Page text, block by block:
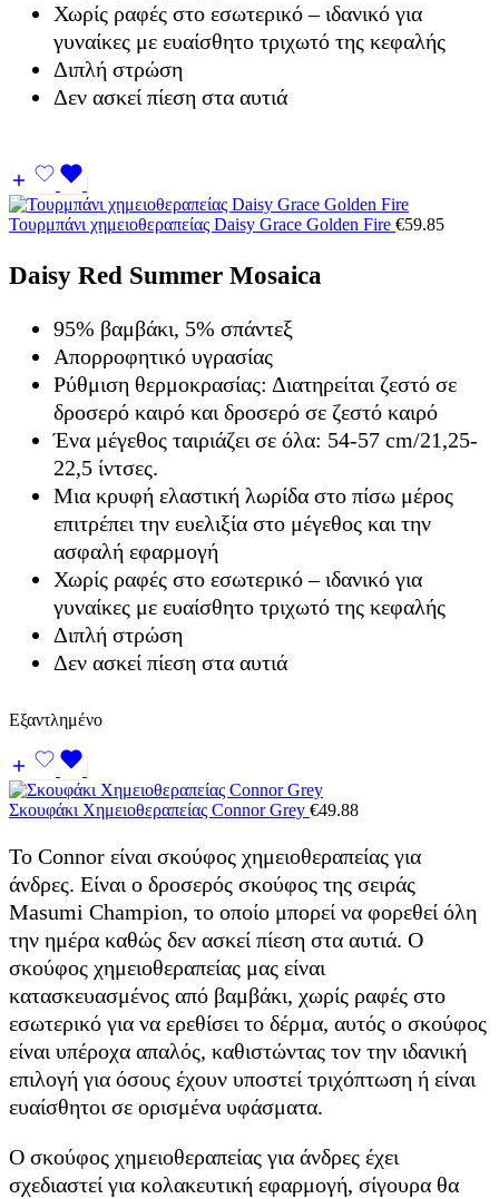
Χωρίς ραφές στο εσωτερικό – ιδανικό για
γυναίκες με ευαίσθητο τριχωτό της κεφαλής
Διπλή στρώση
Δεν ασκεί πίεση στα αυτιά
Τουρμπάνι χημειοθεραπείας Daisy Grace Golden Fire €59.85
Daisy Red Summer Mosaica
95% βαμβάκι, 5% σπάντεξ
Απορροφητικό υγρασίας
Ρύθμιση θερμοκρασίας: Διατηρείται ζεστό σε
δροσερό καιρό και δροσερό σε ζεστό καιρό
Ένα μέγεθος ταιριάζει σε όλα: 54-57 cm/21,25-
22,5 ίντσες.
Μια κρυφή ελαστική λωρίδα στο πίσω μέρος
επιτρέπει την ευελιξία στο μέγεθος και την
ασφαλή εφαρμογή
Χωρίς ραφές στο εσωτερικό – ιδανικό για
γυναίκες με ευαίσθητο τριχωτό της κεφαλής
Διπλή στρώση
Δεν ασκεί πίεση στα αυτιά
Εξαντλημένο
Σκουφάκι Χημειοθεραπείας Connor Grey €49.88
Το Connor είναι σκούφος χημειοθεραπείας για
άνδρες. Είναι ο δροσερός σκούφος της σειράς
Masumi Champion, το οποίο μπορεί να φορεθεί όλη
την ημέρα καθώς δεν ασκεί πίεση στα αυτιά. Ο
σκούφος χημειοθεραπείας μας είναι
κατασκευασμένος από βαμβάκι, χωρίς ραφές στο
εσωτερικό για να ερεθίσει το δέρμα, αυτός ο σκούφος
είναι υπέροχα απαλός, καθιστώντας τον την ιδανική
επιλογή για όσους έχουν υποστεί τριχόπτωση ή είναι
ευαίσθητοι σε ορισμένα υφάσματα.
Ο σκούφος χημειοθεραπείας για άνδρες έχει
σχεδιαστεί για κολακευτική εφαρμογή, σίγουρα θα